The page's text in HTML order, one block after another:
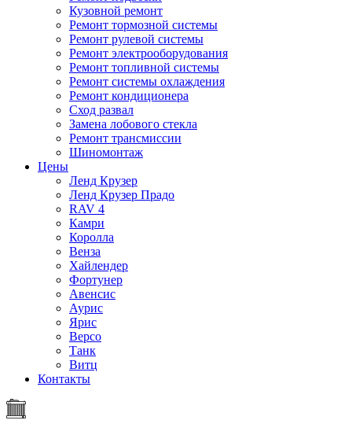
Кузовной ремонт
Ремонт тормозной системы
Ремонт рулевой системы
Ремонт электрооборудования
Ремонт топливной системы
Ремонт системы охлаждения
Ремонт кондиционера
Сход развал
Замена лобового стекла
Ремонт трансмиссии
Шиномонтаж
Цены
Ленд Крузер
Ленд Крузер Прадо
RAV 4
Камри
Королла
Венза
Хайлендер
Фортунер
Авенсис
Аурис
Ярис
Версо
Танк
Витц
Контакты